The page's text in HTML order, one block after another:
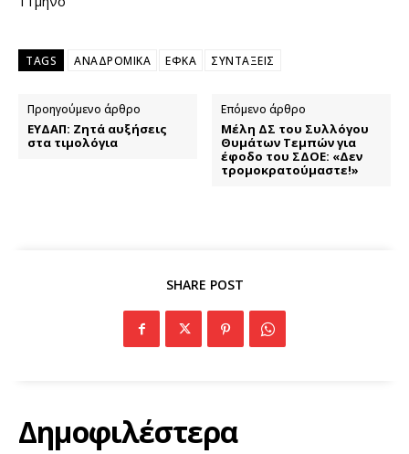
TAGS ΑΝΑΔΡΟΜΙΚΑ ΕΦΚΑ ΣΥΝΤΑΞΕΙΣ
Προηγούμενο άρθρο
ΕΥΔΑΠ: Ζητά αυξήσεις
στα τιμολόγια
Επόμενο άρθρο
Μέλη ΔΣ του Συλλόγου
Θυμάτων Τεμπών για
έφοδο του ΣΔΟΕ: «Δεν
τρομοκρατούμαστε!»
SHARE POST
Δημοφιλέστερα